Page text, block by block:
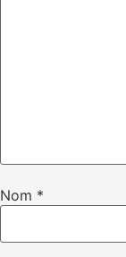
Nom *